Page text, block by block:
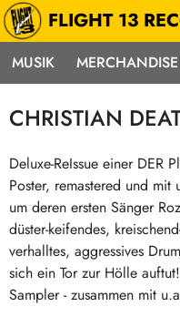
FLIGHT 13
MUSIK
Musik
Alle Neuheiten
Pre-Order
Highlights
Exklusiv & Limitiert
Neu auf Lager
Sonderangebote
Midprice
MERCHANDISE
CHRISTIAN
Deluxe-ReIssue einer
Poster, remastered und
um deren ersten Sänger
düster-keifendes,
verhalltes, aggressives
sich ein Tor zur Hölle
Sampler - zusammen mit